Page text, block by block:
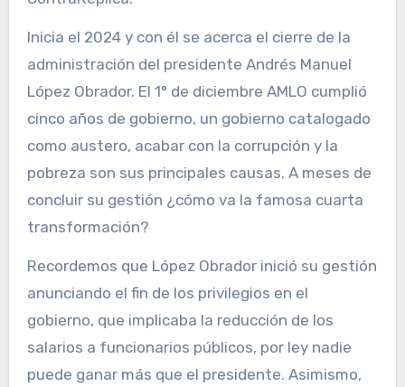
Inicia el 2024 y con él se acerca el cierre de la
administración del presidente Andrés Manuel
López Obrador. El 1° de diciembre AMLO cumplió
cinco años de gobierno, un gobierno catalogado
como austero, acabar con la corrupción y la
pobreza son sus principales causas. A meses de
concluir su gestión ¿cómo va la famosa cuarta
transformación?
Recordemos que López Obrador inició su gestión
anunciando el fin de los privilegios en el
gobierno, que implicaba la reducción de los
salarios a funcionarios públicos, por ley nadie
puede ganar más que el presidente. Asimismo,